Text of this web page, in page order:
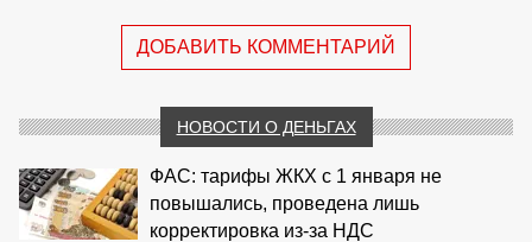
ДОБАВИТЬ КОММЕНТАРИЙ
НОВОСТИ О ДЕНЬГАХ
ФАС: тарифы ЖКХ с 1 января не
повышались, проведена лишь
корректировка из‑за НДС